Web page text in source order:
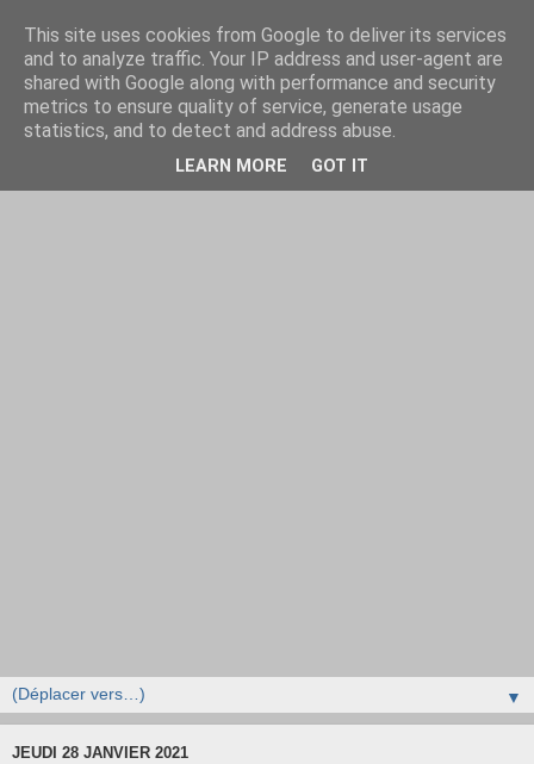
▼
JEUDI 28 JANVIER 2021
This site uses cookies from Google to deliver its services
and to analyze traffic. Your IP address and user-agent are
shared with Google along with performance and security
metrics to ensure quality of service, generate usage
statistics, and to detect and address abuse.
LEARN MORE GOT IT